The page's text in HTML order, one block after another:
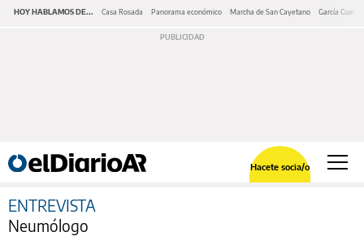
HOY HABLAMOS DE... Casa Rosada Panorama económico Marcha de San Cayetano García Cuerva
Hacete socia/o
ENTREVISTA
Neumólogo